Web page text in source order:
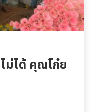
ม่ได้ คุณโก๋ย